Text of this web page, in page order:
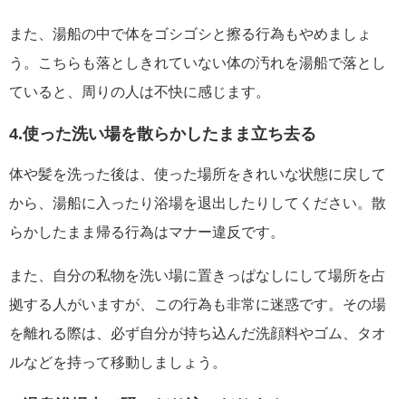
また、湯船の中で体をゴシゴシと擦る行為もやめましょ
う。こちらも落としきれていない体の汚れを湯船で落とし
ていると、周りの人は不快に感じます。
4.使った洗い場を散らかしたまま立ち去る
体や髪を洗った後は、使った場所をきれいな状態に戻して
から、湯船に入ったり浴場を退出したりしてください。散
らかしたまま帰る行為はマナー違反です。
また、自分の私物を洗い場に置きっぱなしにして場所を占
拠する人がいますが、この行為も非常に迷惑です。その場
を離れる際は、必ず自分が持ち込んだ洗顔料やゴム、タオ
ルなどを持って移動しましょう。